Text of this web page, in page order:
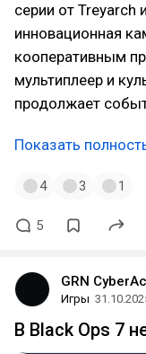
серии от Treyarch
инновационная
кооперативным
мультиплеер и
продолжает
Показать
4 3 1
5
GRN
Игры
В Black Ops 7